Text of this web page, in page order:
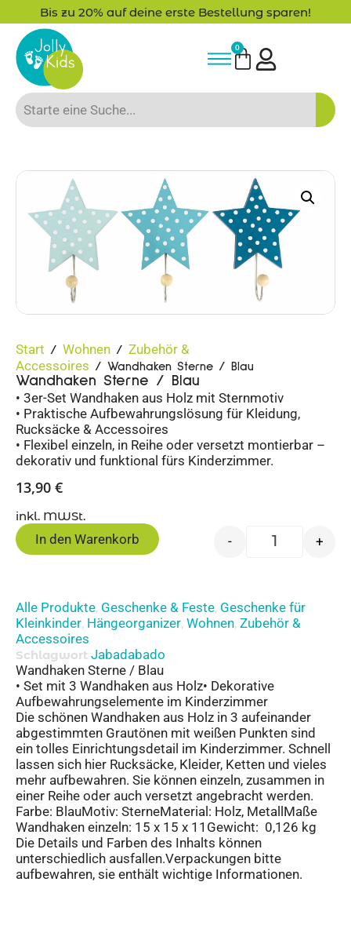
Bis zu 20% auf deine erste Bestellung sparen!
0
Start / Wohnen / Zubehör &
Accessoires / Wandhaken Sterne / Blau
Wandhaken Sterne / Blau
• 3er-Set Wandhaken aus Holz mit Sternmotiv
• Praktische Aufbewahrungslösung für Kleidung,
Rucksäcke & Accessoires
• Flexibel einzeln, in Reihe oder versetzt montierbar –
dekorativ und funktional fürs Kinderzimmer.
13,90 €
inkl. MWSt.
- +
In den Warenkorb
Alle Produkte, Geschenke & Feste, Geschenke für
Kleinkinder, Hängeorganizer, Wohnen, Zubehör &
Accessoires
Schlagwort Jabadabado
Wandhaken Sterne / Blau
• Set mit 3 Wandhaken aus Holz• Dekorative
Aufbewahrungselemente im Kinderzimmer
Die schönen Wandhaken aus Holz in 3 aufeinander
abgestimmten Grautönen mit weißen Punkten sind
ein tolles Einrichtungsdetail im Kinderzimmer. Schnell
lassen sich hier Rucksäcke, Kleider, Ketten und vieles
mehr aufbewahren. Sie können einzeln, zusammen in
einer Reihe oder auch versetzt angebracht werden.
Farbe: BlauMotiv: SterneMaterial: Holz, MetallMaße
Wandhaken einzeln: 15 x 15 x 11Gewicht: 0,126 kg
Die Details und Farben des Inhalts können
unterschiedlich ausfallen.Verpackungen bitte
aufbewahren, sie enthält wichtige Informationen.